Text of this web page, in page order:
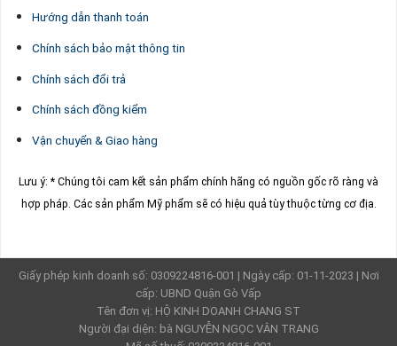
Hướng dẫn thanh toán
Chính sách bảo mật thông tin
Chính sách đổi trả
Chính sách đồng kiểm
Vận chuyển & Giao hàng
Lưu ý: * Chúng tôi cam kết sản phẩm chính hãng có nguồn gốc rõ ràng và
hợp pháp. Các sản phẩm Mỹ phẩm sẽ có hiệu quả tùy thuộc từng cơ địa.
Giấy phép kinh doanh số: 0309224816-001 | Ngày cấp: 01-11-2023 | Nơi
cấp: UBND Quận Gò Vấp
Tên đơn vị: HỘ KINH DOANH CHANG ST
Người đại diện: bà NGUYỄN NGỌC VÂN TRANG